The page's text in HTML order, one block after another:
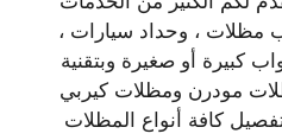
مظلات ، وحداد سيارات ،
كبيرة أو صغيرة وبتقنية
مودرن ومظلات كيربي
كافة أنواع المظلات